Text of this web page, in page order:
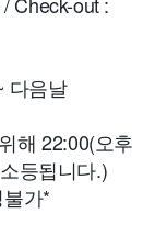
다음날
해 22:00(오후
등됩니다.)
가*